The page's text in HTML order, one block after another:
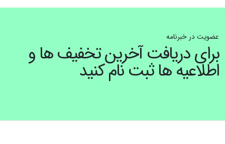
عضویت در خبرنامه
برای دریافت آخرین تخفیف ها و
اطلاعیه ها ثبت نام کنید